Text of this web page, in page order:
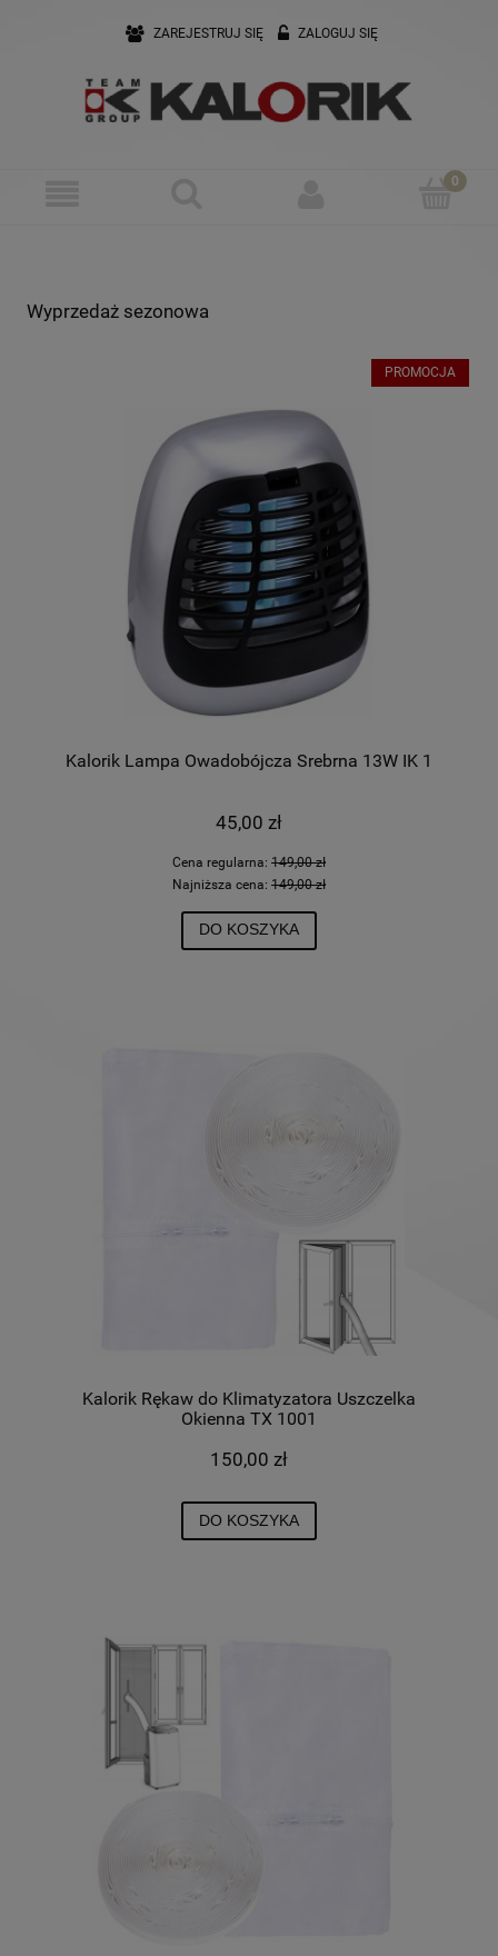
ZAREJESTRUJ SIĘ ZALOGUJ SIĘ
Wyprzedaż sezonowa
Kalorik Lampa Owadobójcza Srebrna 13W IK 1
45,00 zł
Cena regularna: 149,00 zł
Najniższa cena: 149,00 zł
DO KOSZYKA
PROMOCJA
Kalorik Rękaw do Klimatyzatora Uszczelka
Okienna TX 1001
150,00 zł
DO KOSZYKA